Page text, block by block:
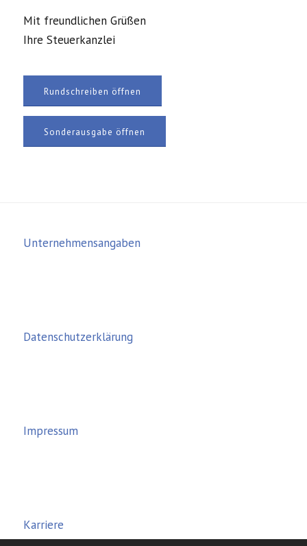
Mit freundlichen Grüßen
Ihre Steuerkanzlei
Rundschreiben öffnen
Sonderausgabe öffnen
Unternehmensangaben
Datenschutzerklärung
Impressum
Karriere